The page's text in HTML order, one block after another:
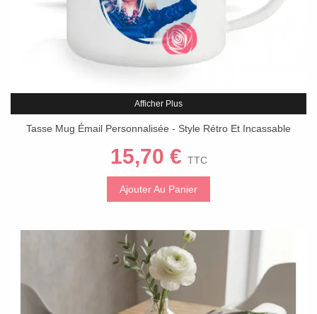
Afficher Plus
Tasse Mug Émail Personnalisée - Style Rétro Et Incassable
15,70 € TTC
Ajouter Au Panier